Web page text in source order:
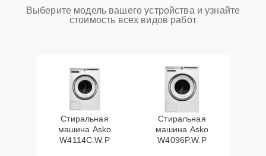
Выберите модель вашего устройства и узнайте
стоимость всех видов работ
Стиральная
машина Asko
W4114C.W.P
Стиральная
машина Asko
W4096P.W.P